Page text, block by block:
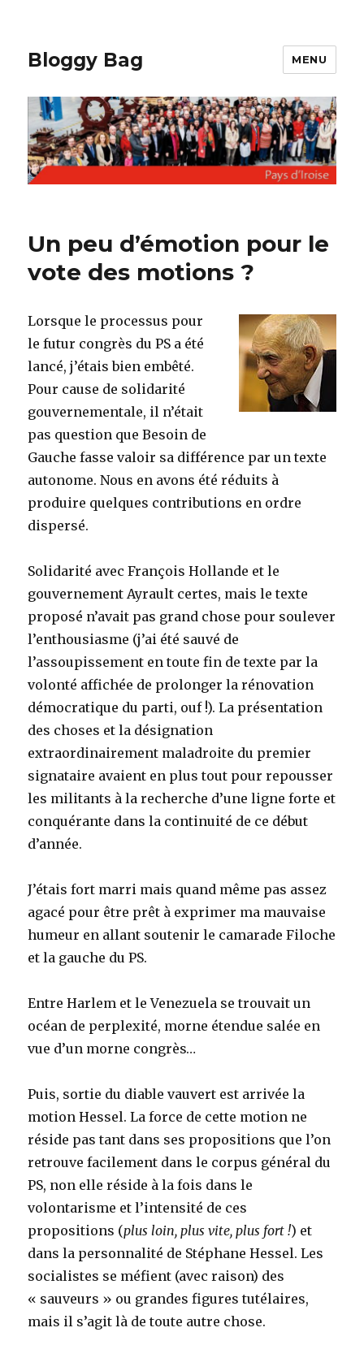
Bloggy Bag MENU
Un peu d’émotion pour le
vote des motions ?
Lorsque le processus pour
le futur congrès du PS a été
lancé, j’étais bien embêté.
Pour cause de solidarité
gouvernementale, il n’était
pas question que Besoin de
Gauche fasse valoir sa différence par un texte
autonome. Nous en avons été réduits à
produire quelques contributions en ordre
dispersé.
Solidarité avec François Hollande et le
gouvernement Ayrault certes, mais le texte
proposé n’avait pas grand chose pour soulever
l’enthousiasme (j’ai été sauvé de
l’assoupissement en toute fin de texte par la
volonté affichée de prolonger la rénovation
démocratique du parti, ouf !). La présentation
des choses et la désignation
extraordinairement maladroite du premier
signataire avaient en plus tout pour repousser
les militants à la recherche d’une ligne forte et
conquérante dans la continuité de ce début
d’année.
J’étais fort marri mais quand même pas assez
agacé pour être prêt à exprimer ma mauvaise
humeur en allant soutenir le camarade Filoche
et la gauche du PS.
Entre Harlem et le Venezuela se trouvait un
océan de perplexité, morne étendue salée en
vue d’un morne congrès…
Puis, sortie du diable vauvert est arrivée la
motion Hessel. La force de cette motion ne
réside pas tant dans ses propositions que l’on
retrouve facilement dans le corpus général du
PS, non elle réside à la fois dans le
volontarisme et l’intensité de ces
propositions (plus loin, plus vite, plus fort !) et
dans la personnalité de Stéphane Hessel. Les
socialistes se méfient (avec raison) des
« sauveurs » ou grandes figures tutélaires,
mais il s’agit là de toute autre chose.